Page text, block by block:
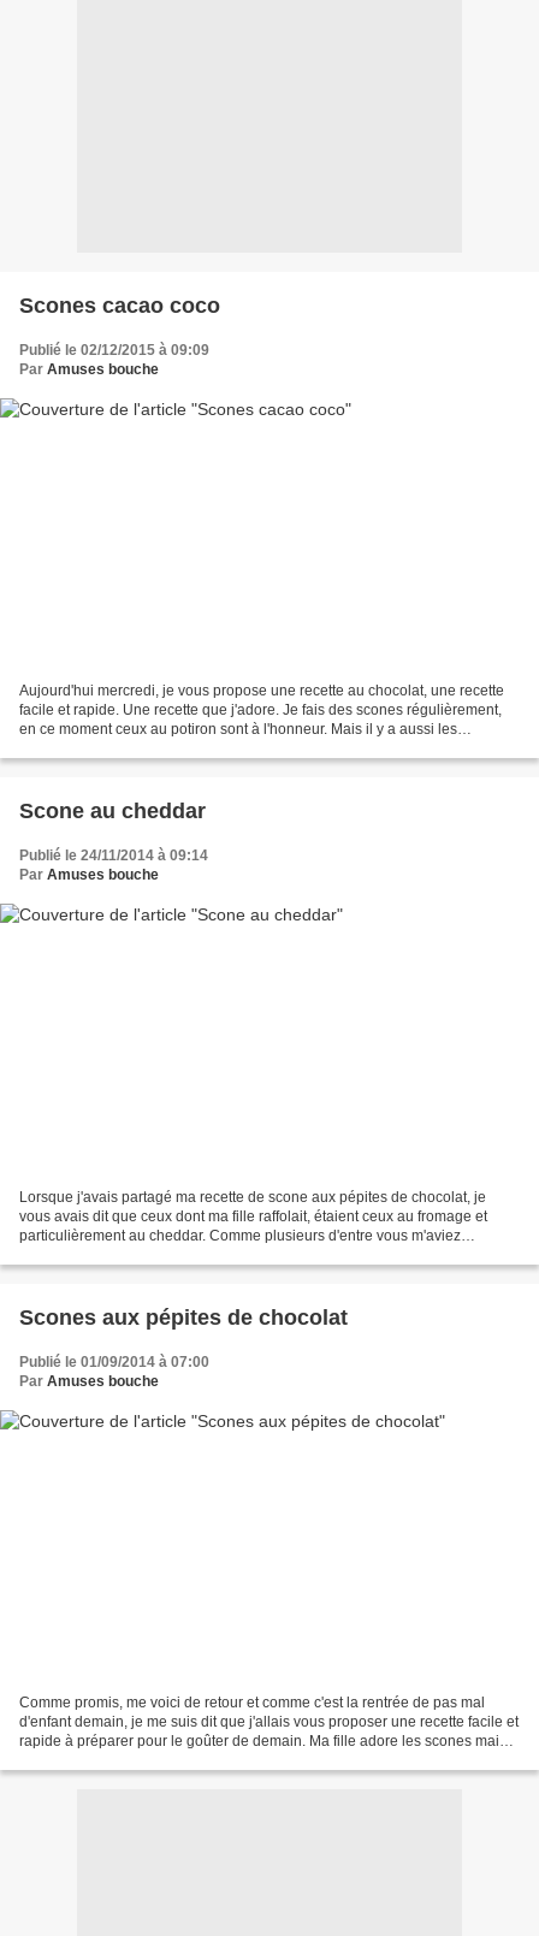
Scones cacao coco
Publié le 02/12/2015 à 09:09
Par Amuses bouche
Aujourd'hui mercredi, je vous propose une recette au chocolat, une recette
facile et rapide. Une recette que j'adore. Je fais des scones régulièrement,
en ce moment ceux au potiron sont à l'honneur. Mais il y a aussi les
Scone au cheddar
Publié le 24/11/2014 à 09:14
Par Amuses bouche
Lorsque j'avais partagé ma recette de scone aux pépites de chocolat, je
vous avais dit que ceux dont ma fille raffolait, étaient ceux au fromage et
particulièrement au cheddar. Comme plusieurs d'entre vous m'aviez
Scones aux pépites de chocolat
Publié le 01/09/2014 à 07:00
Par Amuses bouche
Comme promis, me voici de retour et comme c'est la rentrée de pas mal
d'enfant demain, je me suis dit que j'allais vous proposer une recette facile et
rapide à préparer pour le goûter de demain. Ma fille adore les scones mais